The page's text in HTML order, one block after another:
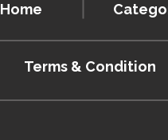
Home
Terms & Condition